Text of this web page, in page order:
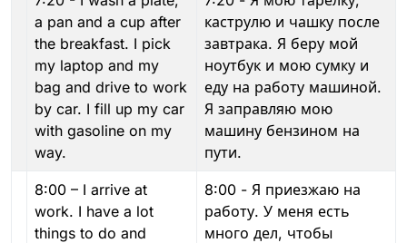
a pan and a cup after
the breakfast. I pick
my laptop and my
bag and drive to work
by car. I fill up my car
with gasoline on my
way.
каструлю и чашку после
завтрака. Я беру мой
ноутбук и мою сумку и
еду на работу машиной.
Я заправляю мою
машину бензином на
пути.
8:00 – I arrive at
work. I have a lot
things to do and
8:00 - Я приезжаю на
работу. У меня есть
много дел, чтобы